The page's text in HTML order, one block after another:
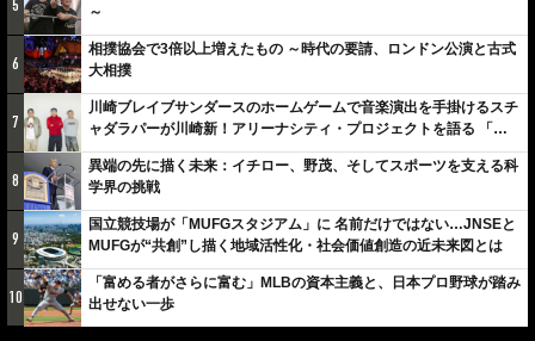
5
～
6
相撲協会で3倍以上増えたもの ～時代の要請、ロンドン公演と古式
大相撲
7
川崎ブレイブサンダースのホームゲームで音楽演出を手掛けるスチ
ャダラパーが川崎新！アリーナシティ・プロジェクトを語る 「楽
しみでしかないでしょ。川崎は、ずっと成長曲線だから」
8
異端の先に描く未来：イチロー、野茂、そしてスポーツを支える科
学界の挑戦
9
国立競技場が「MUFGスタジアム」に 名前だけではない…JNSEと
MUFGが“共創”し描く地域活性化・社会価値創造の近未来図とは
10
「富める者がさらに富む」MLBの資本主義と、日本プロ野球が踏み
出せない一歩